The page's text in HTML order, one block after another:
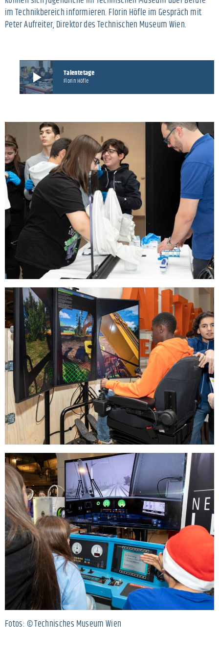
im Technikbereich informieren. Florin Höfle im Gespräch mit
Peter Aufreiter, Direktor des Technischen Museum Wien.
play_arrow Talentetage
Florin Höfle
Fotos: © Technisches Museum Wien